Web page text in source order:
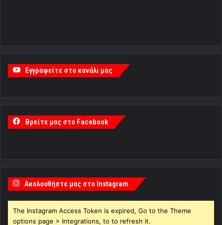
Εγγραφείτε στο κανάλι μας
Βρείτε μας στο Facebook
Ακολουθήστε μας στο Instagram
The Instagram Access Token is expired, Go to the Theme
options page > Integrations, to to refresh it.